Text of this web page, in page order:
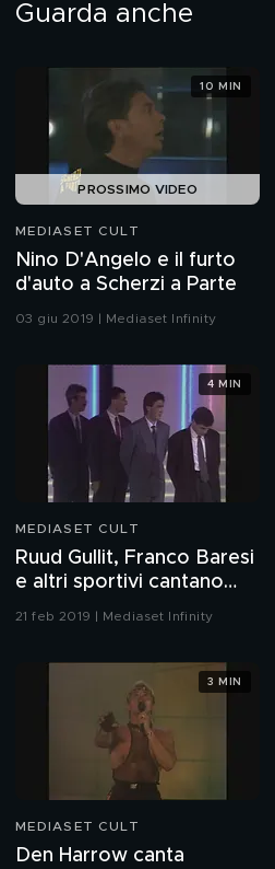
Guarda anche
PROSSIMO VIDEO
MEDIASET CULT
Nino D'Angelo e il furto
d'auto a Scherzi a Parte
03 giu 2019 | Mediaset Infinity
10 MIN
MEDIASET CULT
Ruud Gullit, Franco Baresi
e altri sportivi cantano
"No more" ai Telegatti
21 feb 2019 | Mediaset Infinity
4 MIN
MEDIASET CULT
Den Harrow canta
3 MIN